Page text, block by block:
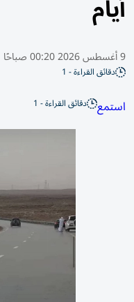
أيام
9 أغسطس 2026 00:20 صباحًا
دقائق القراءة - 1
استمع دقائق القراءة - 1